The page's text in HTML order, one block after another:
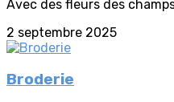
Avec des fleurs des
2 septembre 2025
Broderie